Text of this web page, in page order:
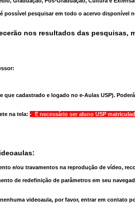
pesquisar em todo o acervo disponível
nos resultados das pesquisas,
cadastrado e logado no e-Aulas USP).
na tela: - É necessário ser aluno USP
e/ou travamentos na reprodução de vídeo,
de redefinição de parâmetros em seu
videoaula, por favor, entrar em contato